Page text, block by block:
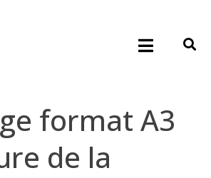
format A3
de la